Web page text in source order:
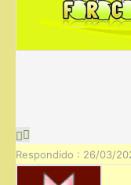
Respondido : 26/03/